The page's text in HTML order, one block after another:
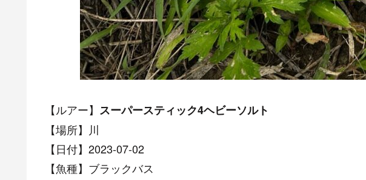
【ルアー】 スーパースティック4ヘビーソルト
【場所】川
【日付】2023-07-02
【魚種】ブラックバス